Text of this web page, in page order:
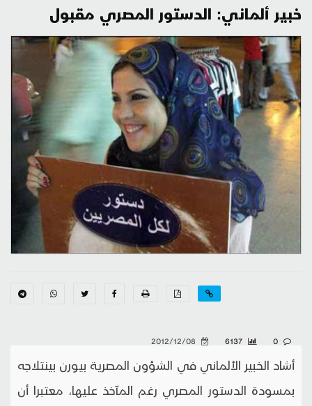
خبير ألماني: الدستور المصري مقبول
أشاد الخبير الألماني في الشؤون المصرية بيورن بينتلاجه
بمسودة الدستور المصري رغم المآخذ عليها، معتبرا أن